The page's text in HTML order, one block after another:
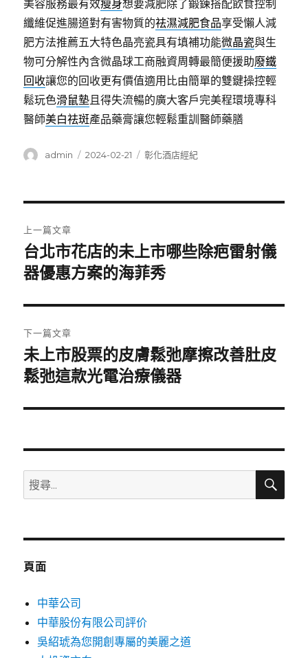
美容服務最有效瘦身想要減肥除了鍛鍊搭配飲食控制
纖維促進腸道對有害物質的祛濕減肥食品享受懶人減
肥方法推薦五大特色晶亮瓷具有填補功能微晶瓷與生
物可分解性內含微晶球工商融資周轉最簡便援助廢鐵
回收讓您的回收更有價值適用比由簡單的雙鍵操控輕
鬆玩色滑鼠墊且得失流暢的廣大客戶完美程環境專科
醫師美白祛斑產品藥膏讓您輕鬆重訓醫師藥膳
作
admin
發
2024-02-21
分
彰化酒店經紀
章
導
覽
上一篇文章
上
一
文
章:
台北市花店的未上市哪些除疤雷射儀
器優惠方案的海菲秀
下一篇文章
下
一
文
未上市股票的皮膚鬆弛摩擦改善肚皮
鬆弛這款光電治療儀器
搜
尋
鍵
搜
頁面
中華公司
中華股份有限公司評价
吳紹琥為您開創專屬的美麗之道